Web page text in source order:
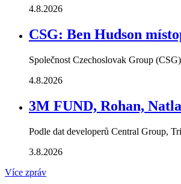
4.8.2026
CSG: Ben Hudson
Společnost Czechoslovak Group
4.8.2026
3M FUND, Rohan,
Podle dat developerů Central Group,
3.8.2026
Více zpráv